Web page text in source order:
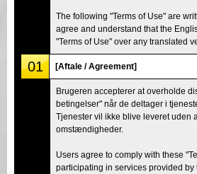
Tokyo Asakusa
Okinawa
The following "Terms of Use" are
agree and understand that the
"Terms of Use" over any translated
01 [Aftale / Agreement]
Brugeren accepterer at overholde
betingelser" når de deltager i
Tjenester vil ikke blive leveret uden
omstændigheder.
Users agree to comply with these
participating in services provided by